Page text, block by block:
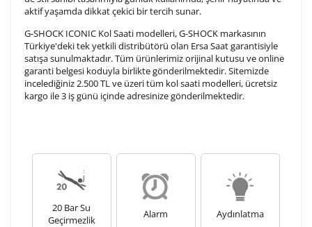
tamamlandıktan sonra siparişiniz kargoya verilecektir.
Kişiselleştirilmiş
ürünlerde
yapılamaz.
aktif yaşamda dikkat çekici bir tercih sunar.
G-SHOCK ICONIC Kol Saati modelleri, G-SHOCK markasının
Türkiye'deki tek yetkili distribütörü olan Ersa Saat garantisiyle
satışa sunulmaktadır. Tüm ürünlerimiz orijinal kutusu ve online
garanti belgesi koduyla birlikte gönderilmektedir. Sitemizde
incelediğiniz 2.500 TL ve üzeri tüm kol saati modelleri, ücretsiz
kargo ile 3 iş günü içinde adresinize gönderilmektedir.
20 Bar Su
Geçirmezlik
Alarm Aydınlatma